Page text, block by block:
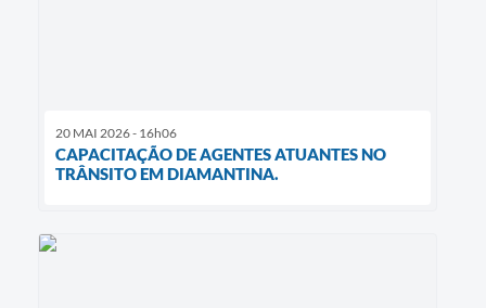
20 MAI 2026 - 16h06
CAPACITAÇÃO DE AGENTES ATUANTES NO
TRÂNSITO EM DIAMANTINA.